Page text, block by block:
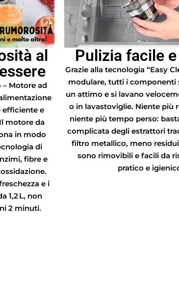
al
Motore ad
efficiente e
motore da
in modo
di
fibre e
e i
1,2 L, non
2 minuti.
Pulizia facile
Grazie alla tecnologia “Easy
modulare, tutti i componenti
un attimo e si lavano
o in lavastoviglie. Niente più
niente più tempo perso:
complicata degli estrattori
filtro metallico, meno
sono rimovibili e facili da
pratico e